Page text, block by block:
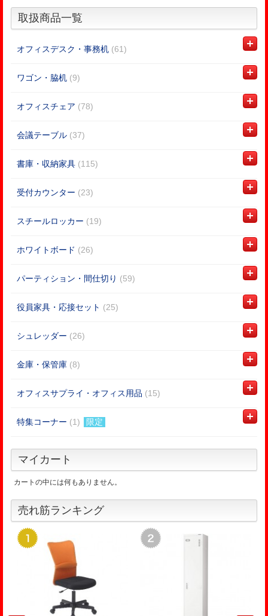
取扱商品一覧
オフィスデスク・事務机 (61)
ワゴン・脇机 (9)
オフィスチェア (78)
会議テーブル (37)
書庫・収納家具 (115)
受付カウンター (23)
スチールロッカー (19)
ホワイトボード (26)
パーティション・間仕切り (59)
役員家具・応接セット (25)
シュレッダー (26)
金庫・保管庫 (8)
オフィスサプライ・オフィス用品 (15)
特集コーナー (1) 限定
マイカート
カートの中には何もありません。
売れ筋ランキング